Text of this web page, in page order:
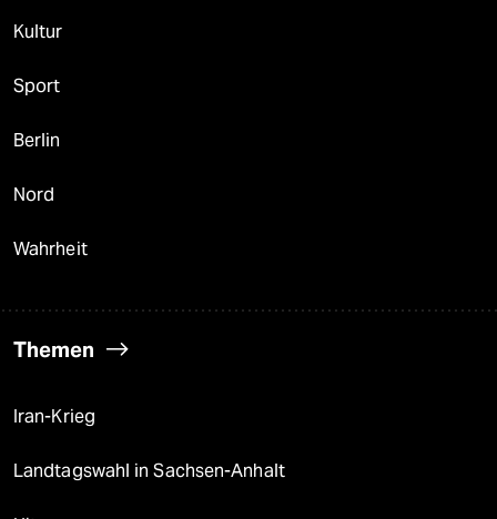
Kultur
Sport
Berlin
Nord
Wahrheit
Themen
Iran-Krieg
Landtagswahl in Sachsen-Anhalt